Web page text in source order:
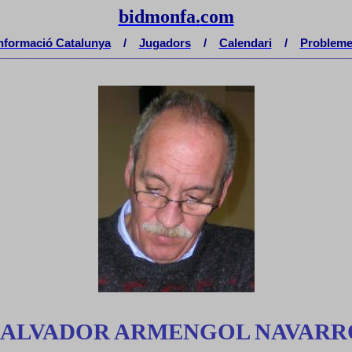
bidmonfa.com
Catalunya / Jugadors / Calendari /
ARMENGOL